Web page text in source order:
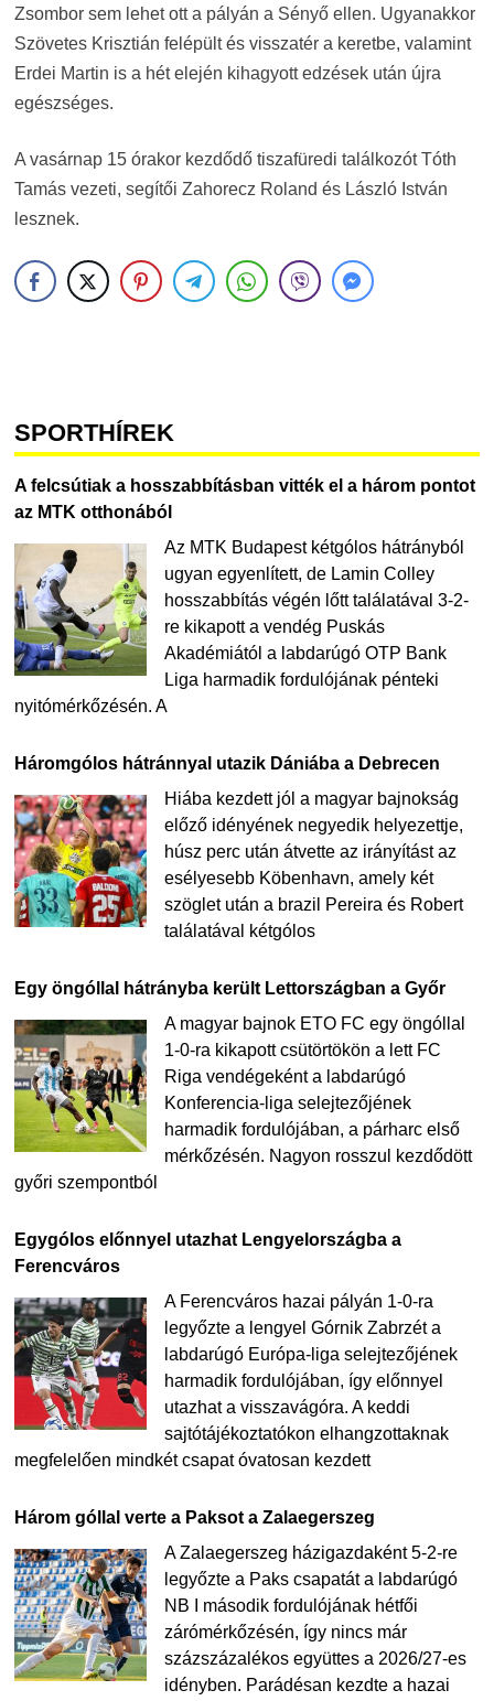
Zsombor sem lehet ott a pályán a Sényő ellen. Ugyanakkor
Szövetes Krisztián felépült és visszatér a keretbe, valamint
Erdei Martin is a hét elején kihagyott edzések után újra
egészséges.
A vasárnap 15 órakor kezdődő tiszafüredi találkozót Tóth
Tamás vezeti, segítői Zahorecz Roland és László István
lesznek.
SPORTHÍREK
A felcsútiak a hosszabbításban vitték el a három pontot
az MTK otthonából
Az MTK Budapest kétgólos hátrányból
ugyan egyenlített, de Lamin Colley
hosszabbítás végén lőtt találatával 3-2-
re kikapott a vendég Puskás
Akadémiától a labdarúgó OTP Bank
Liga harmadik fordulójának pénteki
nyitómérkőzésén. A
Háromgólos hátránnyal utazik Dániába a Debrecen
Hiába kezdett jól a magyar bajnokság
előző idényének negyedik helyezettje,
húsz perc után átvette az irányítást az
esélyesebb Köbenhavn, amely két
szöglet után a brazil Pereira és Robert
találatával kétgólos
Egy öngóllal hátrányba került Lettországban a Győr
A magyar bajnok ETO FC egy öngóllal
1-0-ra kikapott csütörtökön a lett FC
Riga vendégeként a labdarúgó
Konferencia-liga selejtezőjének
harmadik fordulójában, a párharc első
mérkőzésén. Nagyon rosszul kezdődött
győri szempontból
Egygólos előnnyel utazhat Lengyelországba a
Ferencváros
A Ferencváros hazai pályán 1-0-ra
legyőzte a lengyel Górnik Zabrzét a
labdarúgó Európa-liga selejtezőjének
harmadik fordulójában, így előnnyel
utazhat a visszavágóra. A keddi
sajtótájékoztatókon elhangzottaknak
megfelelően mindkét csapat óvatosan kezdett
Három góllal verte a Paksot a Zalaegerszeg
A Zalaegerszeg házigazdaként 5-2-re
legyőzte a Paks csapatát a labdarúgó
NB I második fordulójának hétfői
zárómérkőzésén, így nincs már
százszázalékos együttes a 2026/27-es
idényben. Parádésan kezdte a hazai